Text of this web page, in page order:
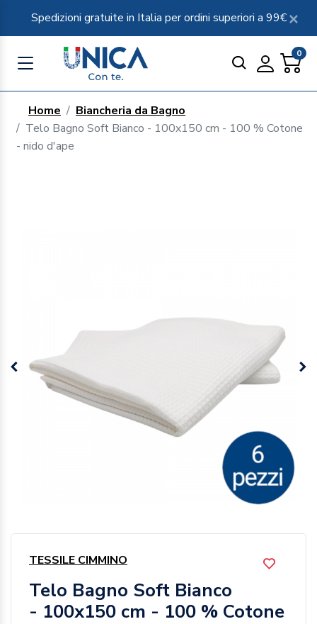
Spedizioni gratuite in Italia per ordini superiori a 99€
0
Home
Biancheria da Bagno
Telo Bagno Soft Bianco - 100x150 cm - 100 % Cotone
- nido d'ape
TESSILE CIMMINO
Telo Bagno Soft Bianco
- 100x150 cm - 100 % Cotone